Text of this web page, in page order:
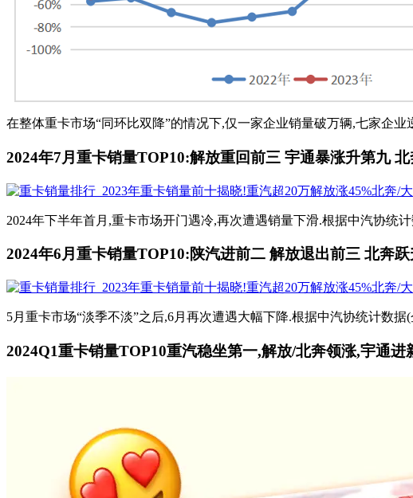
在整体重卡市场“同环比双降”的情况下,仅一家企业销量破万辆,七家企
2024年7月重卡销量TOP10:解放重回前三 宇通暴涨升第九 北
2024年下半年首月,重卡市场开门遇冷,再次遭遇销量下滑.根据中汽协统
2024年6月重卡销量TOP10:陕汽进前二 解放退出前三 北奔
5月重卡市场“淡季不淡”之后,6月再次遭遇大幅下降.根据中汽协统计数
2024Q1重卡销量TOP10重汽稳坐第一,解放/北奔领涨,宇通进